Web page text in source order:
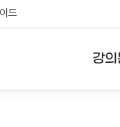
드
강